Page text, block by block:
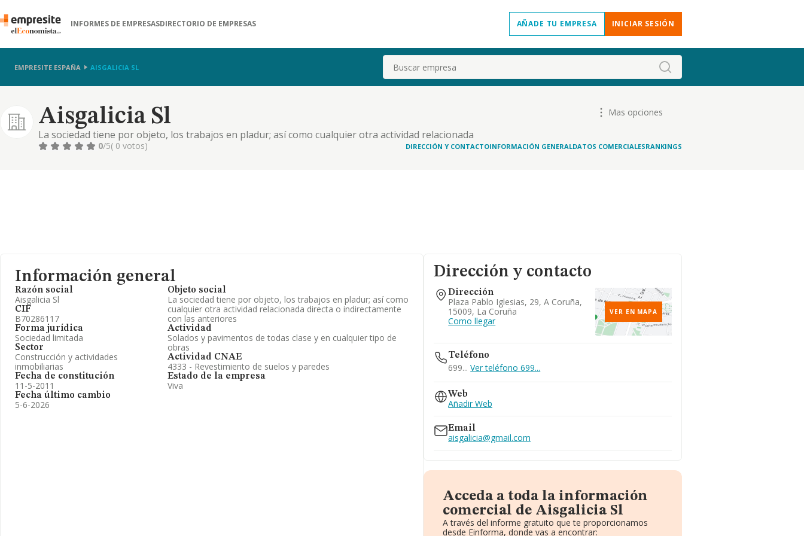
INFORMES DE EMPRESASDIRECTORIO DE EMPRESAS AÑADE TU EMPRESA INICIAR SESIÓN
EMPRESITE ESPAÑA AISGALICIA SL Buscar
Aisgalicia Sl
La sociedad tiene por objeto, los trabajos en pladur; así como cualquier otra actividad relacionada
directa o indirectamente con las anteriores
Mas opciones
0/5( 0 votos) DIRECCIÓN Y CONTACTOINFORMACIÓN GENERALDATOS COMERCIALESRANKINGS
Información general
Razón social
Aisgalicia Sl
CIF
B70286117
Forma jurídica
Sociedad limitada
Sector
Construcción y actividades
inmobiliarias
Fecha de constitución
11-5-2011
Fecha último cambio
5-6-2026
Objeto social
La sociedad tiene por objeto, los trabajos en pladur; así como
cualquier otra actividad relacionada directa o indirectamente
con las anteriores
Actividad
Solados y pavimentos de todas clase y en cualquier tipo de
obras
Actividad CNAE
4333 - Revestimiento de suelos y paredes
Estado de la empresa
Viva
Dirección y contacto
Dirección
Plaza Pablo Iglesias, 29, A Coruña,
15009, La Coruña
Como llegar
VER EN MAPA
Teléfono
699...Ver teléfono 699...
Web
Añadir Web
Email
aisgalicia@gmail.com
Acceda a toda la información
comercial de Aisgalicia Sl
A través del informe gratuito que te proporcionamos
desde Einforma, donde vas a encontrar: